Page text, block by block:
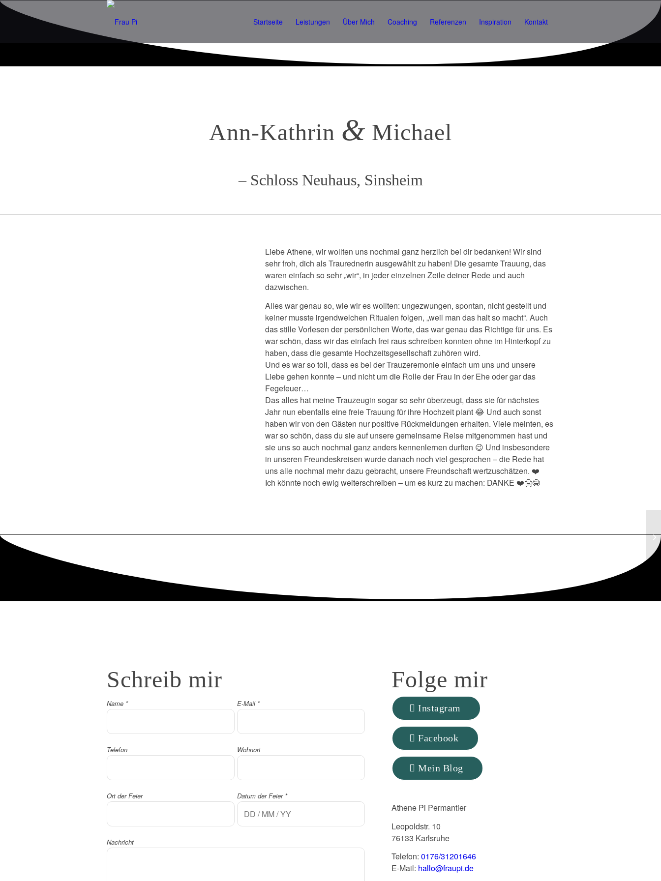
Startseite Leistungen Über Mich Coaching Referenzen Inspiration Kontakt
Ann-Kathrin & Michael
– Schloss Neuhaus, Sinsheim
Liebe Athene, wir wollten uns nochmal ganz herzlich bei dir bedanken! Wir sind
sehr froh, dich als Traurednerin ausgewählt zu haben! Die gesamte Trauung, das
waren einfach so sehr „wir“, in jeder einzelnen Zeile deiner Rede und auch
dazwischen.
Alles war genau so, wie wir es wollten: ungezwungen, spontan, nicht gestellt und
keiner musste irgendwelchen Ritualen folgen, „weil man das halt so macht“. Auch
das stille Vorlesen der persönlichen Worte, das war genau das Richtige für uns. Es
war schön, dass wir das einfach frei raus schreiben konnten ohne im Hinterkopf zu
haben, dass die gesamte Hochzeitsgesellschaft zuhören wird.
Und es war so toll, dass es bei der Trauzeremonie einfach um uns und unsere
Liebe gehen konnte – und nicht um die Rolle der Frau in der Ehe oder gar das
Fegefeuer…
Das alles hat meine Trauzeugin sogar so sehr überzeugt, dass sie für nächstes
Jahr nun ebenfalls eine freie Trauung für ihre Hochzeit plant 😂 Und auch sonst
haben wir von den Gästen nur positive Rückmeldungen erhalten. Viele meinten, es
war so schön, dass du sie auf unsere gemeinsame Reise mitgenommen hast und
sie uns so auch nochmal ganz anders kennenlernen durften 😉 Und insbesondere
in unseren Freundeskreisen wurde danach noch viel gesprochen – die Rede hat
uns alle nochmal mehr dazu gebracht, unsere Freundschaft wertzuschätzen. ❤️
Ich könnte noch ewig weiterschreiben – um es kurz zu machen: DANKE ❤️🤗😂
Schreib mir
Name * E-Mail *
Telefon Wohnort
Ort der Feier Datum der Feier *
Nachricht
Folge mir
Instagram
Facebook
Mein Blog
Athene Pi Permantier
Leopoldstr. 10
76133 Karlsruhe
Telefon: 0176/31201646
E-Mail: hallo@fraupi.de